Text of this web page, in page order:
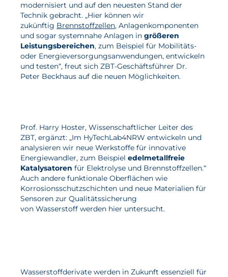
Forschung
Brennstoffzellen
Wasserstoff
Elektrolyse
Herstellungsverfahren
Mess- und Prüfverfahren
Beratung und Studien
Modellierung & Simulation
Karriere
modernisiert und auf den neuesten Stand der
Technik gebracht. „Hier können wir
zukünftig Brennstoffzellen, Anlagenkomponenten
und sogar systemnahe Anlagen in größeren
Leistungsbereichen, zum Beispiel für Mobilitäts-
oder Energie­versorgungs­anwen­dungen, entwickeln
und testen“, freut sich ZBT-Geschäfts­führer Dr.
Peter Beckhaus auf die neuen Möglichkeiten.
Prof. Harry Hoster, Wissenschaftlicher Leiter des
ZBT, ergänzt: „Im HyTechLab4NRW entwickeln und
analysieren wir neue Werkstoffe für innovative
Energiewandler, zum Beispiel edelmetallfreie
Katalysatoren für Elektrolyse und Brennstoffzellen.“
Auch andere funktionale Oberflächen wie
Korrosions­schutz­schichten und neue Materialien für
Sensoren zur Qualitätssicherung
von Wasserstoff werden hier untersucht.
Wasserstoffderivate werden in Zukunft essenziell für